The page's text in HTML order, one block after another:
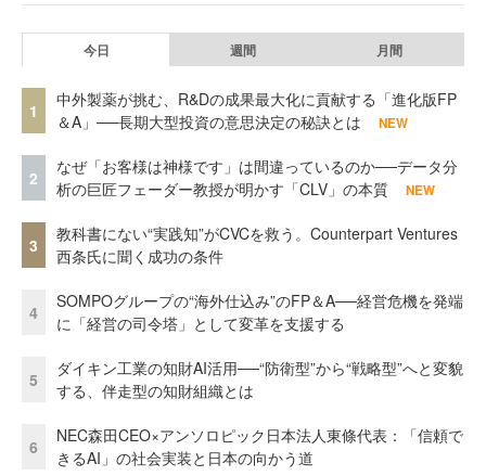
今日 週間 月間
1
中外製薬が挑む、R&Dの成果最大化に貢献する「進化版FP
＆A」──長期大型投資の意思決定の秘訣とは
NEW
2
なぜ「お客様は神様です」は間違っているのか──データ分
析の巨匠フェーダー教授が明かす「CLV」の本質
NEW
3
教科書にない“実践知”がCVCを救う。Counterpart Ventures
西条氏に聞く成功の条件
4
SOMPOグループの“海外仕込み”のFP＆A──経営危機を発端
に「経営の司令塔」として変革を支援する
5
ダイキン工業の知財AI活用──“防衛型”から“戦略型”へと変貌
する、伴走型の知財組織とは
6
NEC森田CEO×アンソロピック日本法人東條代表：「信頼で
きるAI」の社会実装と日本の向かう道